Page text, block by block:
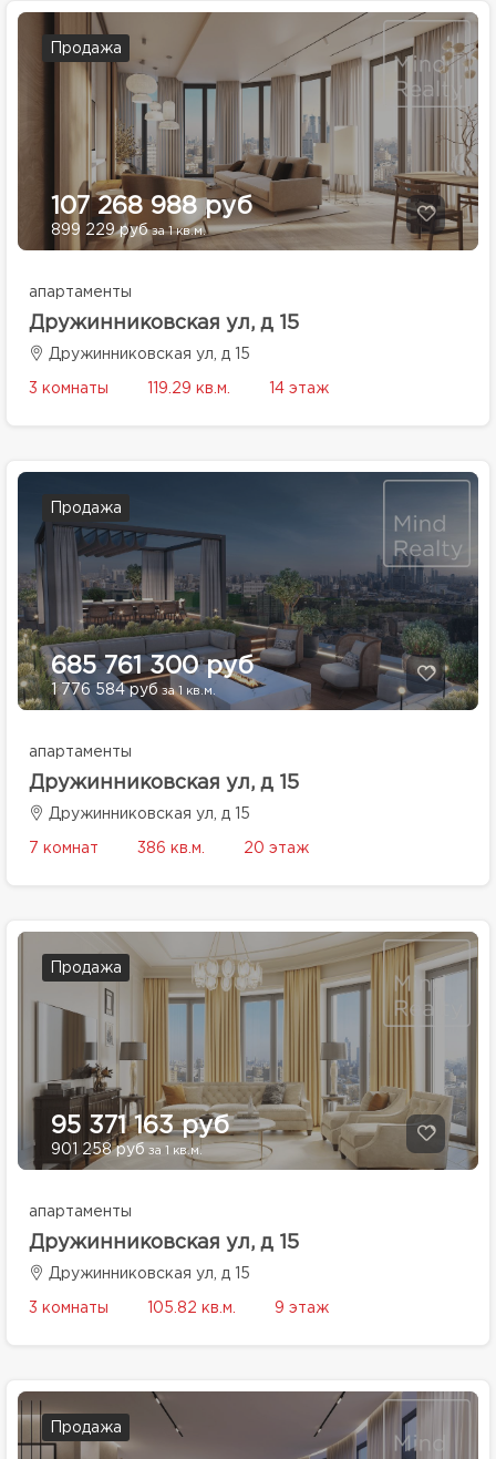
Продажа
107 268 988 руб
899 229 рубза 1 кв.м.
апартаменты
Дружинниковская ул, д 15
Дружинниковская ул, д 15
3 комнаты 119.29 кв.м. 14 этаж
Продажа
685 761 300 руб
1 776 584 руб за 1 кв.м.
апартаменты
Дружинниковская ул, д 15
Дружинниковская ул, д 15
7 комнат 386 кв.м. 20 этаж
Продажа
95 371 163 руб
901 258 руб за 1 кв.м.
апартаменты
Дружинниковская ул, д 15
Дружинниковская ул, д 15
3 комнаты 105.82 кв.м. 9 этаж
Продажа